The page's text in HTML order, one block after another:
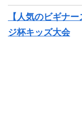
【人気のビギナ
ジ杯キッズ大会